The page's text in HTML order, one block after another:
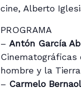
cine, Alberto
PROGRAMA
–Antón García
hombre y la
– Carmelo